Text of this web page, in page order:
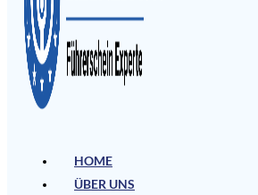
HOME
ÜBER UNS